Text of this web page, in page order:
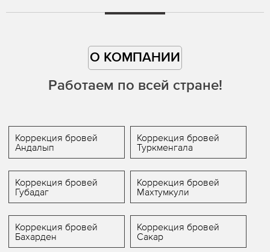
О КОМПАНИИ
Работаем по всей стране!
Коррекция бровей
Андалып
Коррекция бровей
Туркменгала
Коррекция бровей
Губадаг
Коррекция бровей
Махтумкули
Коррекция бровей
Бахарден
Коррекция бровей
Сакар